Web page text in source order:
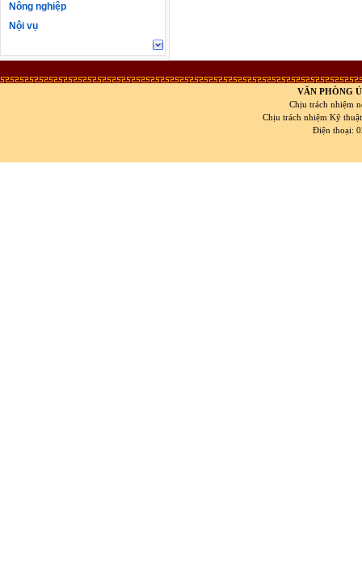
Nông nghiệp
Nội vụ
VĂN PHÒNG
Chịu trách nhiệm
Chịu trách nhiệm Kỹ
Điện thoại: